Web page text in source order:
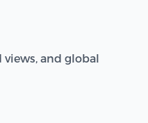
and global